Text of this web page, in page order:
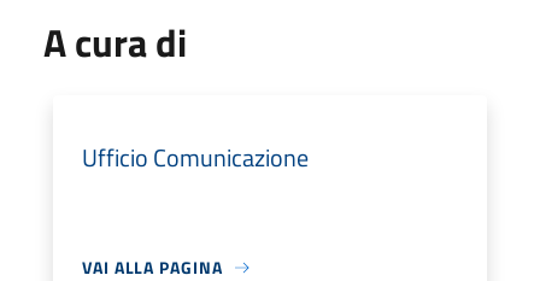
A cura di
Ufficio Comunicazione
VAI ALLA PAGINA